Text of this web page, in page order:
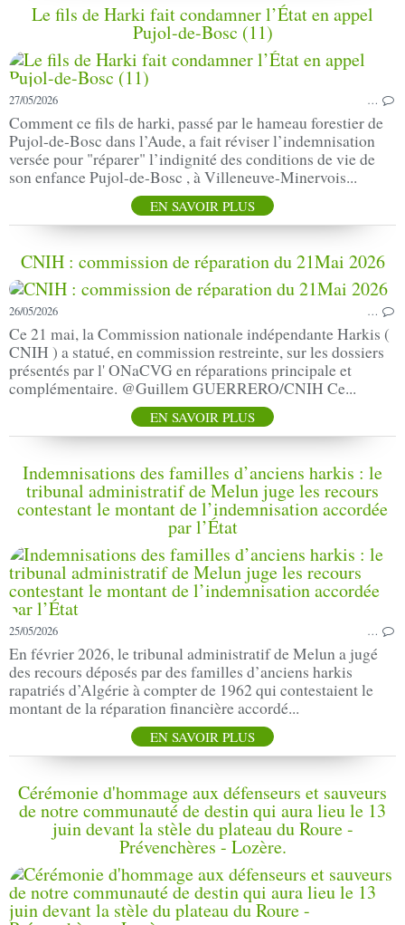
Le fils de Harki fait condamner l’État en appel
Pujol-de-Bosc (11)
27/05/2026 …
Comment ce fils de harki, passé par le hameau forestier de
Pujol-de-Bosc dans l’Aude, a fait réviser l’indemnisation
versée pour "réparer" l’indignité des conditions de vie de
son enfance Pujol-de-Bosc , à Villeneuve-Minervois...
EN SAVOIR PLUS
CNIH : commission de réparation du 21Mai 2026
26/05/2026 …
Ce 21 mai, la Commission nationale indépendante Harkis (
CNIH ) a statué, en commission restreinte, sur les dossiers
présentés par l' ONaCVG en réparations principale et
complémentaire. @Guillem GUERRERO/CNIH Ce...
EN SAVOIR PLUS
Indemnisations des familles d’anciens harkis : le
tribunal administratif de Melun juge les recours
contestant le montant de l’indemnisation accordée
par l’État
25/05/2026 …
En février 2026, le tribunal administratif de Melun a jugé
des recours déposés par des familles d’anciens harkis
rapatriés d’Algérie à compter de 1962 qui contestaient le
montant de la réparation financière accordé...
EN SAVOIR PLUS
Cérémonie d'hommage aux défenseurs et sauveurs
de notre communauté de destin qui aura lieu le 13
juin devant la stèle du plateau du Roure -
Prévenchères - Lozère.